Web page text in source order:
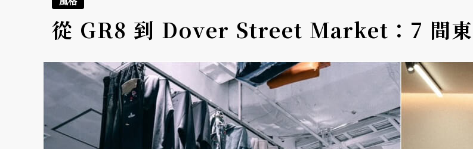
從 GR8 到 Dover Street Market：7 間東